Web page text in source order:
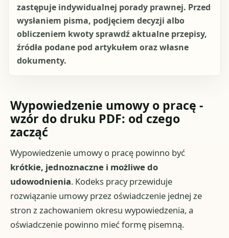
zastępuje indywidualnej porady prawnej. Przed
wysłaniem pisma, podjęciem decyzji albo
obliczeniem kwoty sprawdź aktualne przepisy,
źródła podane pod artykułem oraz własne
dokumenty.
Wypowiedzenie umowy o pracę -
wzór do druku PDF: od czego
zacząć
Wypowiedzenie umowy o pracę powinno być
krótkie, jednoznaczne i możliwe do
udowodnienia. Kodeks pracy przewiduje
rozwiązanie umowy przez oświadczenie jednej ze
stron z zachowaniem okresu wypowiedzenia, a
oświadczenie powinno mieć formę pisemną.